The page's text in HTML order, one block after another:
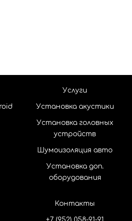
Услуги
Установка акустики
Установка головных
устройств
Шумоизоляция авто
Установка доп.
оборудования
Контакты